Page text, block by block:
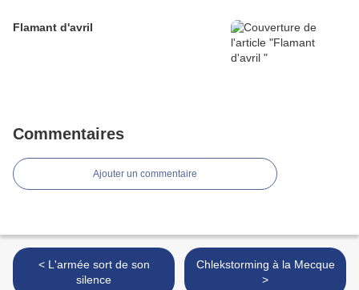
Flamant d'avril
Commentaires
Ajouter un commentaire
< L'armée sort de son
silence
Chlekstorming à la Mecque
>